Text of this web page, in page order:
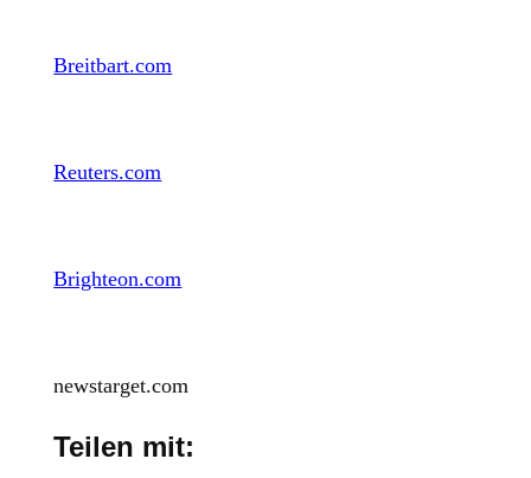
Breitbart.com
Reuters.com
Brighteon.com
newstarget.com
Teilen mit: